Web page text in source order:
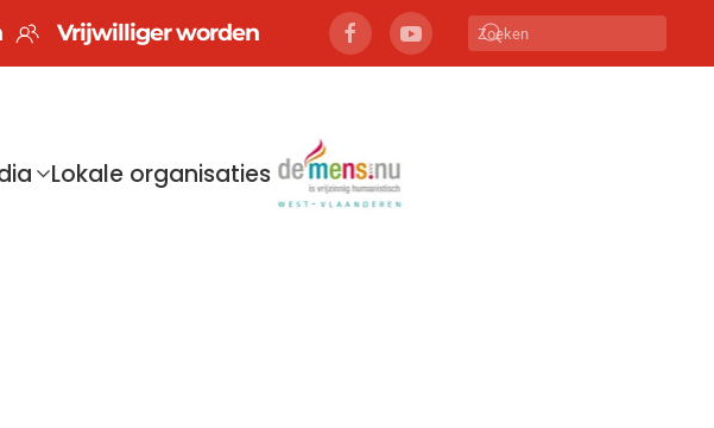
Vrijwilliger worden
Lokale organisaties